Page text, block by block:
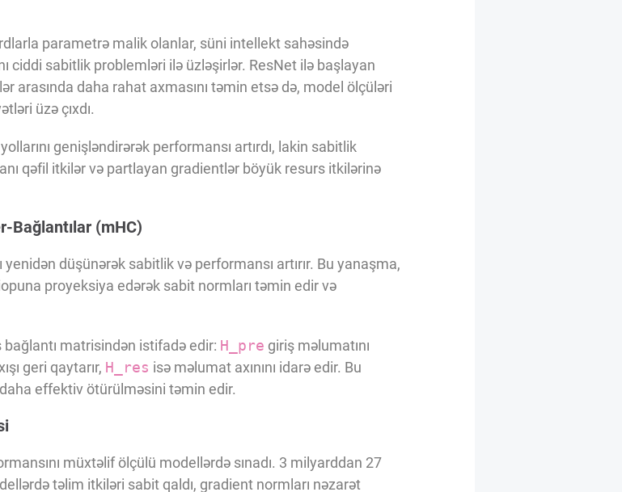
parametrə malik olanlar, süni intellekt sahəsində
ciddi sabitlik problemləri ilə üzləşirlər. ResNet ilə başlayan
arasında daha rahat axmasını təmin etsə də, model ölçüləri
üzə çıxdı.
genişləndirərək performansı artırdı, lakin sabitlik
qəfil itkilər və partlayan gradientlər böyük resurs itkilərinə
Bağlantılar (mHC)
yenidən düşünərək sabitlik və performansı artırır. Bu yanaşma,
proyeksiya edərək sabit normları təmin edir və
matrisindən istifadə edir: H_pre giriş məlumatını
geri qaytarır, H_res isə məlumat axınını idarə edir. Bu
effektiv ötürülməsini təmin edir.
müxtəlif ölçülü modellərdə sınadı. 3 milyarddan 27
təlim itkiləri sabit qaldı, gradient normları nəzarət